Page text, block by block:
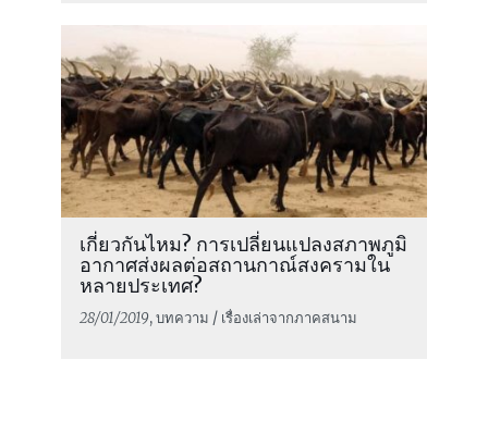
เกี่ยวกันไหม? การเปลี่ยนแปลงสภาพภูมิ
อากาศส่งผลต่อสถานกาณ์สงครามใน
หลายประเทศ?
28/01/2019, บทความ / เรื่องเล่าจากภาคสนาม